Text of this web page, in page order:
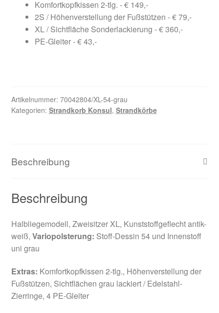
Komfortkopfkissen 2-tlg. - € 149,-
2S / Höhenverstellung der Fußstützen - € 79,-
XL / Sichtfläche Sonderlackierung - € 360,-
PE-Gleiter - € 43,-
Artikelnummer: 70042804/XL-54-grau
Kategorien: Strandkorb Konsul, Strandkörbe
Beschreibung
Beschreibung
Halbliegemodell, Zweisitzer XL, Kunststoffgeflecht antik-
weiß, Variopolsterung: Stoff-Dessin 54 und Innenstoff
uni grau
Extras: Komfortkopfkissen 2-tlg., Höhenverstellung der
Fußstützen, Sichtflächen grau lackiert / Edelstahl-
Zierringe, 4 PE-Gleiter